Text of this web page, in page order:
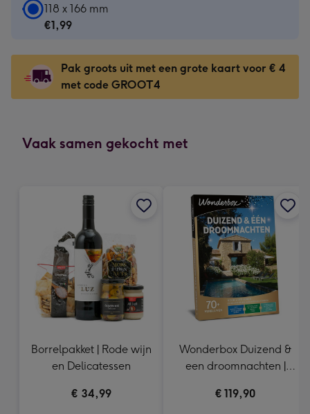
Ansichtkaart
-
-
118
x
-
118 x 166 mm
€1,99
Pak groots uit met een grote kaart voor € 4
met code GROOT4
Vaak samen gekocht met
Borrelpakket | Rode wijn
en Delicatessen
€ 34,99
Wonderbox Duizend &
een droomnachten |
€ 119,90